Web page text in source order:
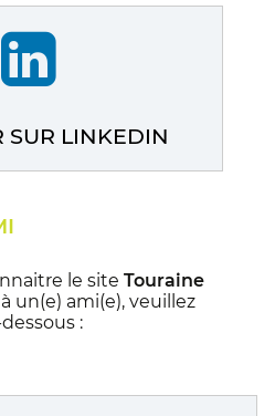
SUR LINKEDIN
le site Touraine
à un(e) ami(e), veuillez
: